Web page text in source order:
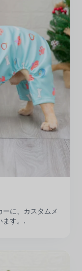
に、カスタムメ
ます。.